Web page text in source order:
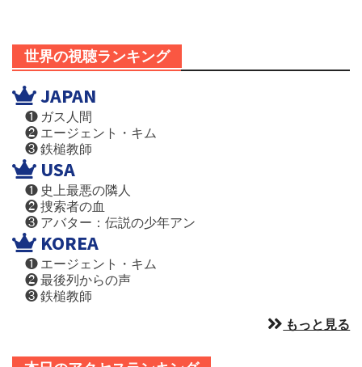
世界の視聴ランキング
JAPAN
❶ ガス人間
❷ エージェント・キム
❸ 鉄槌教師
USA
❶ 史上最悪の隣人
❷ 捜索者の血
❸ アバター：伝説の少年アン
KOREA
❶ エージェント・キム
❷ 最後列からの声
❸ 鉄槌教師
もっと見る